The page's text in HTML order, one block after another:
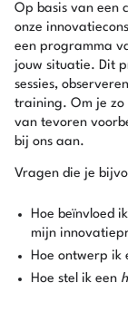
Op basis van een
onze
een programma
jouw situatie. Dit
sessies,
training. Om je zo
van tevoren
bij ons aan.
Vragen die je
Hoe beïnvloed
mijn
Hoe ontwerp ik
Hoe stel ik een